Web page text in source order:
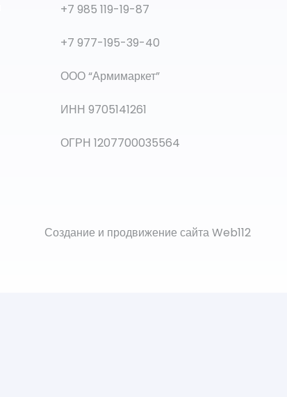
+7 985 119-19-87
+7 977-195-39-40
ООО “Армимаркет”
ИНН 9705141261
ОГРН 1207700035564
Создание и продвижение сайта Web112